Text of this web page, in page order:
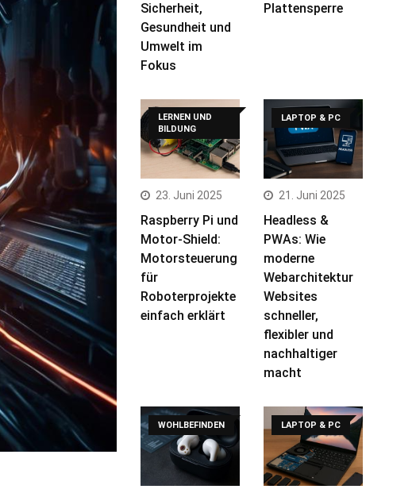
Sicherheit,
Gesundheit und
Umwelt im
Fokus
Plattensperre
LERNEN UND
BILDUNG
23. Juni 2025
Raspberry Pi und
Motor-Shield:
Motorsteuerung
für
Roboterprojekte
einfach erklärt
LAPTOP & PC
21. Juni 2025
Headless &
PWAs: Wie
moderne
Webarchitektur
Websites
schneller,
flexibler und
nachhaltiger
macht
WOHLBEFINDEN LAPTOP & PC